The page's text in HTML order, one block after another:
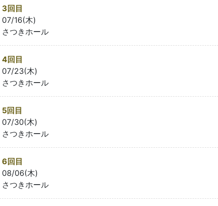
3回目
07/16(木)
さつきホール
4回目
07/23(木)
さつきホール
5回目
07/30(木)
さつきホール
6回目
08/06(木)
さつきホール